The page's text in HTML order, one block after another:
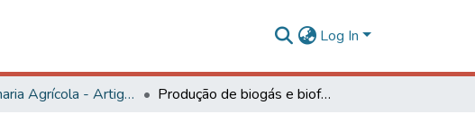
Log In
Engenharia Agrícola - Artigos Produção de biogás e biofertilizante a partir da biodigestão da torta de mamona com adição dejetos de animais: nota técnica